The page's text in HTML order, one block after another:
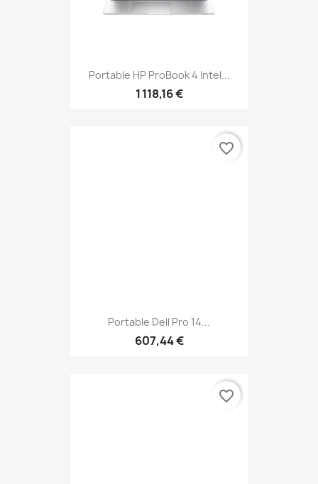
Portable HP ProBook 4 Intel...
1 118,16 €
Portable Dell Pro 14...
607,44 €
favorite_border
favorite_border